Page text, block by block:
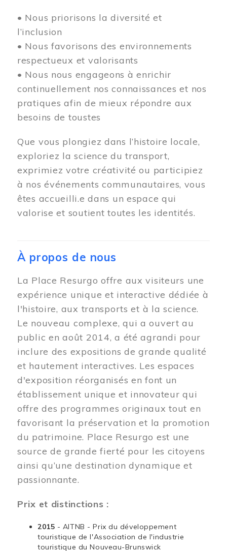
• Nous priorisons la diversité et
l’inclusion
• Nous favorisons des environnements
respectueux et valorisants
• Nous nous engageons à enrichir
continuellement nos connaissances et nos
pratiques afin de mieux répondre aux
besoins de toustes
Que vous plongiez dans l’histoire locale,
exploriez la science du transport,
exprimiez votre créativité ou participiez
à nos événements communautaires, vous
êtes accueilli.e dans un espace qui
valorise et soutient toutes les identités.
À propos de nous
La Place Resurgo offre aux visiteurs une
expérience unique et interactive dédiée à
l'histoire, aux transports et à la science.
Le nouveau complexe, qui a ouvert au
public en août 2014, a été agrandi pour
inclure des expositions de grande qualité
et hautement interactives. Les espaces
d'exposition réorganisés en font un
établissement unique et innovateur qui
offre des programmes originaux tout en
favorisant la préservation et la promotion
du patrimoine. Place Resurgo est une
source de grande fierté pour les citoyens
ainsi qu’une destination dynamique et
passionnante.
Prix et distinctions :
2015 - AITNB - Prix du développement
touristique de l'Association de l'industrie
touristique du Nouveau-Brunswick